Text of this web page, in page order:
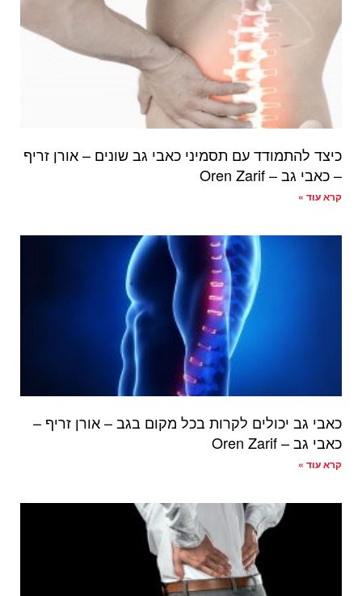
כיצד להתמודד עם תסמיני כאבי גב שונים – אורן זריף
– כאבי גב – Oren Zarif
קרא עוד »
כאבי גב יכולים לקרות בכל מקום בגב – אורן זריף –
כאבי גב – Oren Zarif
קרא עוד »